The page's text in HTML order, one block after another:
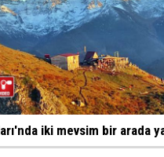
iki mevsim bir arada